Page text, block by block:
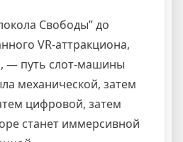
Свободы” до
VR-аттракциона,
— путь слот-машины
механической, затем
цифровой, затем
станет иммерсивной